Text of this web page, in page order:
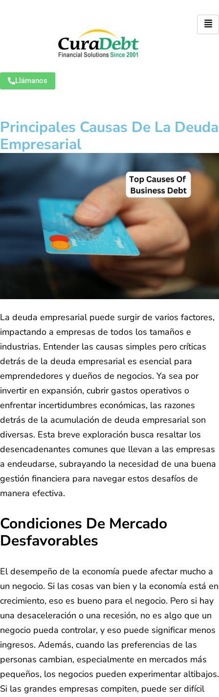
Llámanos
Principales Causas De La Deuda
Empresarial
La deuda empresarial puede surgir de varios factores,
impactando a empresas de todos los tamaños e
industrias. Entender las causas simples pero críticas
detrás de la deuda empresarial es esencial para
emprendedores y dueños de negocios. Ya sea por
invertir en expansión, cubrir gastos operativos o
enfrentar incertidumbres económicas, las razones
detrás de la acumulación de deuda empresarial son
diversas. Esta breve exploración busca resaltar los
desencadenantes comunes que llevan a las empresas
a endeudarse, subrayando la necesidad de una buena
gestión financiera para navegar estos desafíos de
manera efectiva.
Condiciones De Mercado
Desfavorables
El desempeño de la economía puede afectar mucho a
un negocio. Si las cosas van bien y la economía está en
crecimiento, eso es bueno para el negocio. Pero si hay
una desaceleración o una recesión, no es algo que un
negocio pueda controlar, y eso puede significar menos
ingresos. Además, cuando las preferencias de las
personas cambian, especialmente en mercados más
pequeños, los negocios pueden experimentar altibajos.
Si las grandes empresas compiten, puede ser difícil